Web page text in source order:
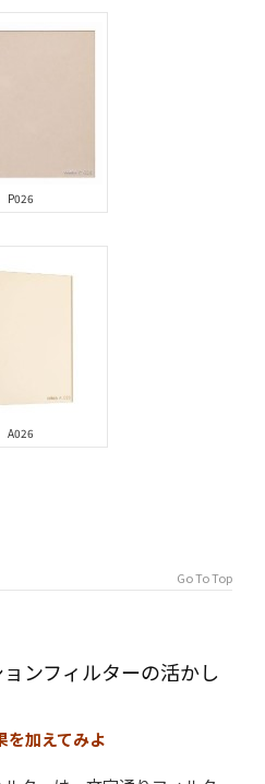
P026
A026
Go To Top
ンフィルターの活かし
加えてみよ